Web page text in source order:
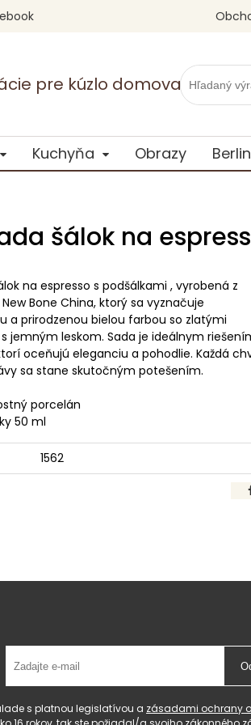
pre kúzlo domova
Kuchyňa Obrazy
šálok na
na espresso s podšálkami , vyrobená z
Bone China, ktorý sa vyznačuje
a prirodzenou bielou farbou so zlatými
jemným leskom. Sada je ideálnym
oceňujú eleganciu a pohodlie. Každá
sa stane skutočným potešením.
porcelán
50 ml
1562
s platnou legislatívou a zásadami ochrany